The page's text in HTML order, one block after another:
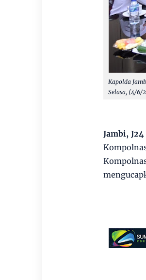
Kapolda
Selasa, (4/6/
Jambi, J24